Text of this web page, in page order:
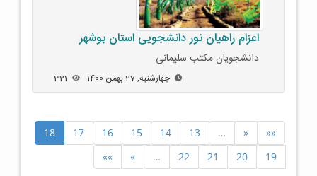
اعزام راهیان نور دانشجویی استان بوشهر
دانشجویان مکتب سلیمانی
چهارشنبه, 27 بهمن 1400 321
««
«
…
13
14
15
16
17
18
19
20
21
22
…
»
»»